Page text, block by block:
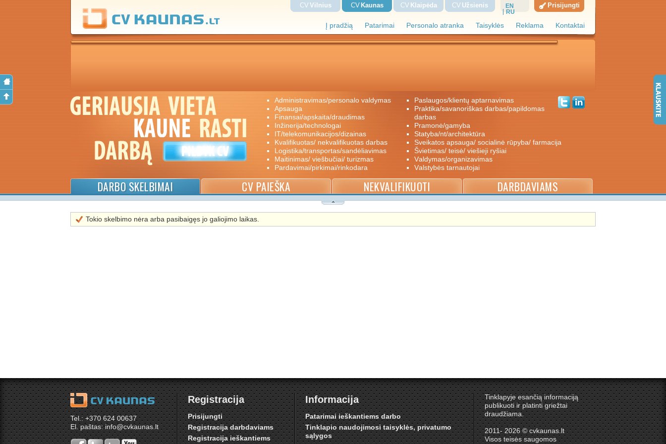
Į pradžią Patarimai Personalo atranka Taisyklės Reklama Kontaktai
CV Vilnius CV Kaunas CV Klaipėda CV Užsienis
EN
RU
Prisijungti
administravimas/personalo valdymas
apsauga
finansai/apskaita/draudimas
inžinerija/technologai
IT/telekomunikacijos/dizainas
kvalifikuotas/ nekvalifikuotas darbas
logistika/transportas/sandėliavimas
maitinimas/ viešbučiai/ turizmas
pardavimai/pirkimai/rinkodara
paslaugos/klientų aptarnavimas
praktika/savanoriškas darbas/papildomas
darbas
pramonė/gamyba
statyba/nt/architektūra
sveikatos apsauga/ socialinė rūpyba/ farmacija
švietimas/ teisė/ viešieji ryšiai
valdymas/organizavimas
valstybės tarnautojai
DARBO SKELBIMAI CV PAIEŠKA NEKVALIFIKUOTI DARBDAVIAMS
Tokio skelbimo nėra arba pasibaigęs jo galiojimo laikas.
Tel.: +370 624 00637
El. paštas: info@cvkaunas.lt
Registracija
Prisijungti
Registracija darbdaviams
Registracija ieškantiems
Informacija
Patarimai ieškantiems darbo
Tinklapio naudojimosi taisyklės, privatumo
sąlygos
Tinklapyje esančią informaciją
publikuoti ir platinti griežtai
draudžiama.
2011- 2026 © cvkaunas.lt
Visos teisės saugomos